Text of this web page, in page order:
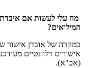
מה עלי לעשות אם
המילואים?
אישורים רלוונטיים
(אכ"א).